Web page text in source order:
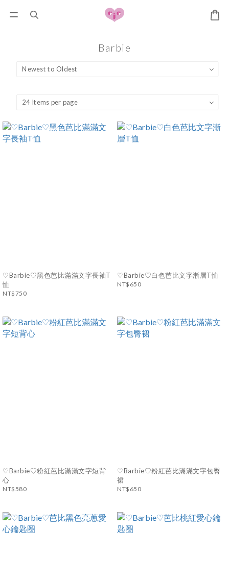
Barbie
♡Barbie♡黑色芭比滿滿文字長袖T
恤
NT$750
♡Barbie♡白色芭比文字漸層T恤
NT$650
♡Barbie♡粉紅芭比滿滿文字短背
心
NT$580
♡Barbie♡粉紅芭比滿滿文字包臀
裙
NT$650